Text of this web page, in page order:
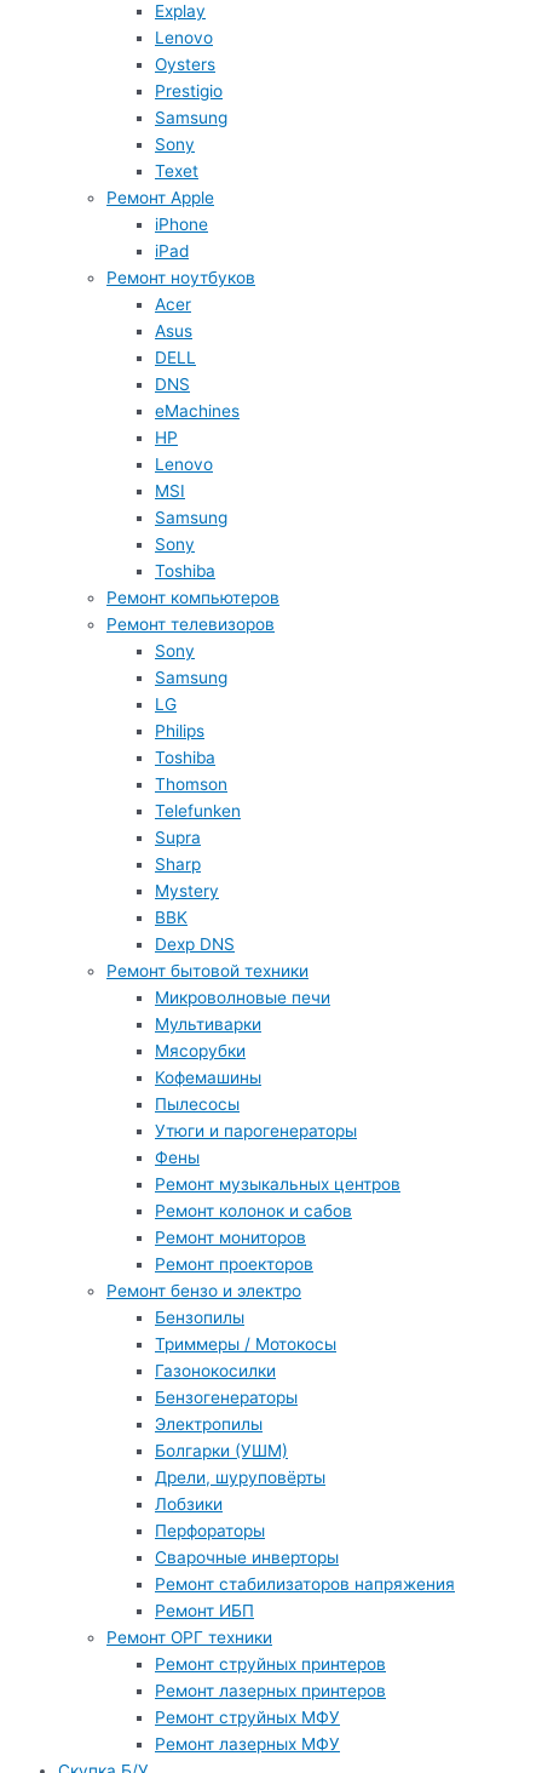
Explay
Lenovo
Oysters
Prestigio
Samsung
Sony
Texet
Ремонт Apple
iPhone
iPad
Ремонт ноутбуков
Acer
Asus
DELL
DNS
eMachines
HP
Lenovo
MSI
Samsung
Sony
Toshiba
Ремонт компьютеров
Ремонт телевизоров
Sony
Samsung
LG
Philips
Toshiba
Thomson
Telefunken
Supra
Sharp
Mystery
BBK
Dexp DNS
Ремонт бытовой техники
Микроволновые печи
Мультиварки
Мясорубки
Кофемашины
Пылесосы
Утюги и парогенераторы
Фены
Ремонт музыкальных центров
Ремонт колонок и сабов
Ремонт мониторов
Ремонт проекторов
Ремонт бензо и электро
Бензопилы
Триммеры / Мотокосы
Газонокосилки
Бензогенераторы
Электропилы
Болгарки (УШМ)
Дрели, шуруповёрты
Лобзики
Перфораторы
Сварочные инверторы
Ремонт стабилизаторов напряжения
Ремонт ИБП
Ремонт ОРГ техники
Ремонт струйных принтеров
Ремонт лазерных принтеров
Ремонт струйных МФУ
Ремонт лазерных МФУ